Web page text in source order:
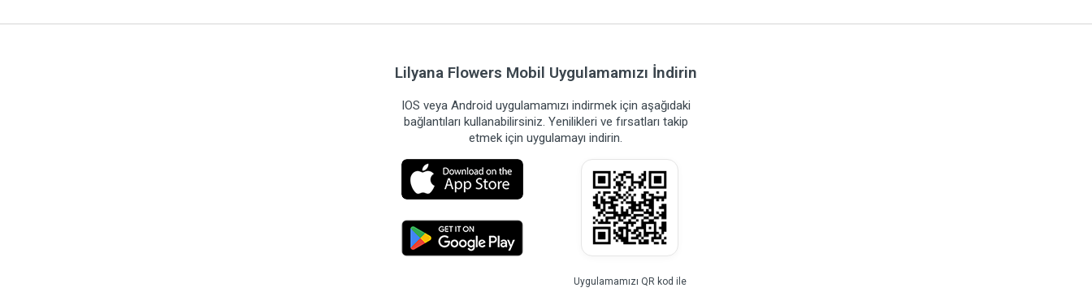
Lilyana Flowers Mobil Uygulamamızı İndirin
IOS veya Android uygulamamızı indirmek için aşağıdaki
bağlantıları kullanabilirsiniz. Yenilikleri ve fırsatları takip
etmek için uygulamayı indirin.
Uygulamamızı QR kod ile